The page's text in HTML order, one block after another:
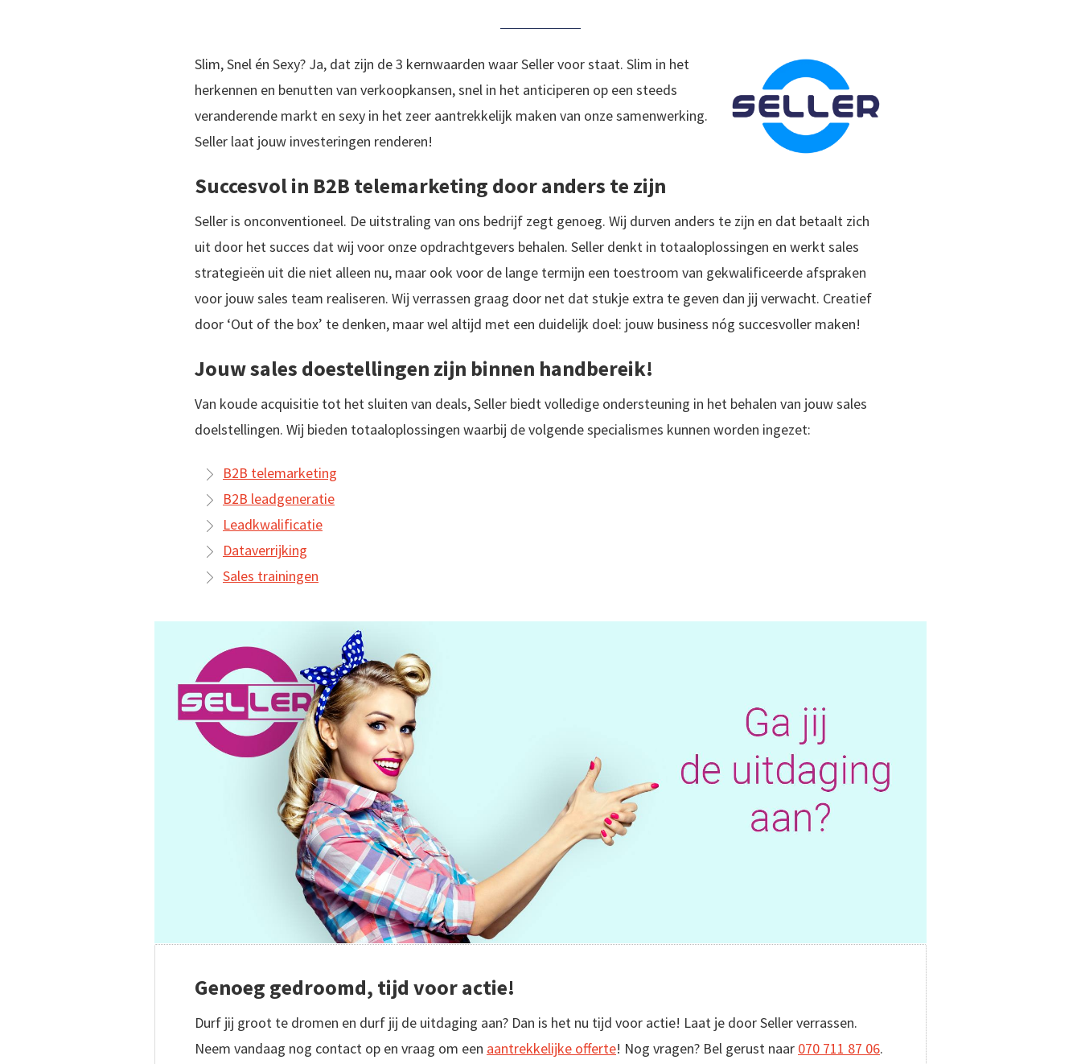
Slim, Snel én Sexy? Ja, dat zijn de 3 kernwaarden waar Seller voor staat. Slim in het
herkennen en benutten van verkoopkansen, snel in het anticiperen op een steeds
veranderende markt en sexy in het zeer aantrekkelijk maken van onze samenwerking.
Seller laat jouw investeringen renderen!
Succesvol in B2B telemarketing door anders te zijn
Seller is onconventioneel. De uitstraling van ons bedrijf zegt genoeg. Wij durven anders te zijn en dat betaalt zich
uit door het succes dat wij voor onze opdrachtgevers behalen. Seller denkt in totaaloplossingen en werkt sales
strategieën uit die niet alleen nu, maar ook voor de lange termijn een toestroom van gekwalificeerde afspraken
voor jouw sales team realiseren. Wij verrassen graag door net dat stukje extra te geven dan jij verwacht. Creatief
door ‘Out of the box’ te denken, maar wel altijd met een duidelijk doel: jouw business nóg succesvoller maken!
Jouw sales doestellingen zijn binnen handbereik!
Van koude acquisitie tot het sluiten van deals, Seller biedt volledige ondersteuning in het behalen van jouw sales
doelstellingen. Wij bieden totaaloplossingen waarbij de volgende specialismes kunnen worden ingezet:
B2B telemarketing
B2B leadgeneratie
Leadkwalificatie
Dataverrijking
Sales trainingen
Genoeg gedroomd, tijd voor actie!
Durf jij groot te dromen en durf jij de uitdaging aan? Dan is het nu tijd voor actie! Laat je door Seller verrassen.
Neem vandaag nog contact op en vraag om een aantrekkelijke offerte! Nog vragen? Bel gerust naar 070 711 87 06.